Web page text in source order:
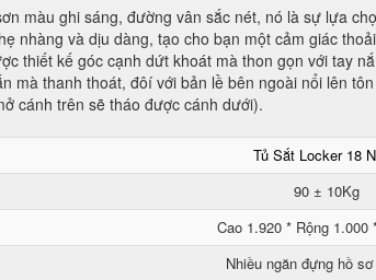
màu ghi sáng, đường vân sắc nét, nó là sự lựa
nhàng và dịu dàng, tạo cho bạn một cảm giác
thiết kế góc cạnh dứt khoát mà thon gọn với tay
mà thanh thoát, đôí với bản lề bên ngoài nổi lên
cánh trên sẽ tháo được cánh dưới).
Tủ Sắt Locker 18
90 ± 10Kg
Cao 1.920 * Rộng 1.000
Nhiều ngăn đựng hồ